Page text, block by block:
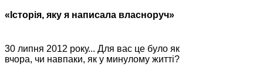
«Історія, яку я написала власноруч»
30 липня 2012 року... Для вас це було як
вчора, чи навпаки, як у минулому житті?